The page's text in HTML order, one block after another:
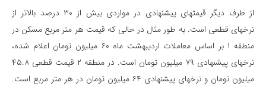
از طرف دیگر قیمتهای پیشنهادی در مواردی بیش از ۳۰ درصد بالاتر از
نرخهای قطعی است. به طور مثال در حالی که قیمت هر متر مربع مسکن در
منطقه ۱ بر اساس معاملات اردیبهشت ماه ۶۰ میلیون تومان اعلام شده،
نرخهای پیشنهادی ۷۹ میلیون تومان است. در منطقه ۲ قیمت قطعی ۴۵.۸
میلیون تومان و نرخهای پیشنهادی ۶۴ میلیون تومان در هر متر مربع است.